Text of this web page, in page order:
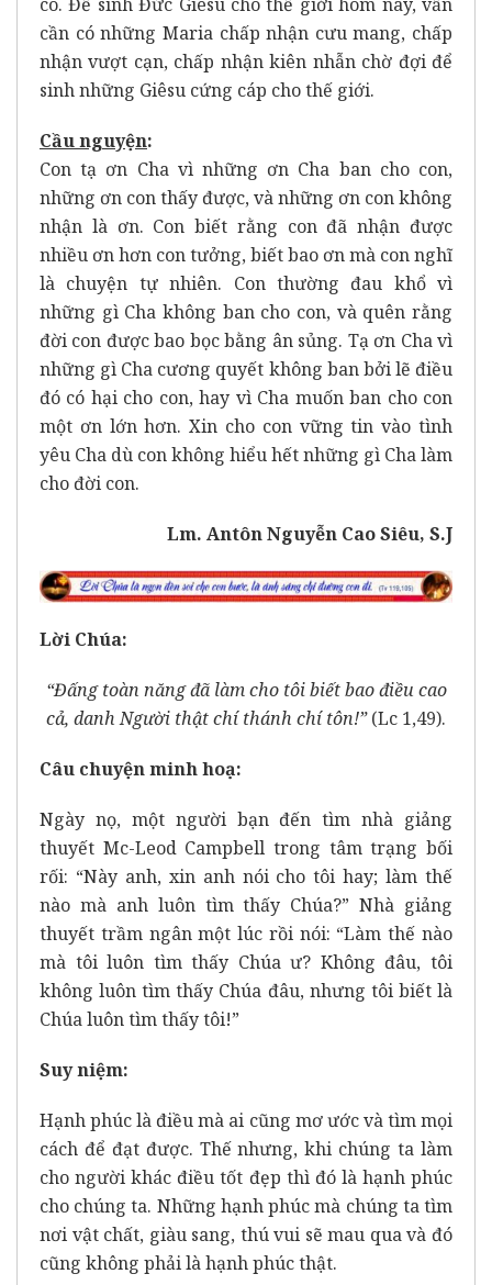
cần có những Maria chấp nhận cưu mang, chấp
nhận vượt cạn, chấp nhận kiên nhẫn chờ đợi để
sinh những Giêsu cứng cáp cho thế giới.
Cầu nguyện:
Con tạ ơn Cha vì những ơn Cha ban cho con,
những ơn con thấy được, và những ơn con không
nhận là ơn. Con biết rằng con đã nhận được
nhiều ơn hơn con tưởng, biết bao ơn mà con nghĩ
là chuyện tự nhiên. Con thường đau khổ vì
những gì Cha không ban cho con, và quên rằng
đời con được bao bọc bằng ân sủng. Tạ ơn Cha vì
những gì Cha cương quyết không ban bởi lẽ điều
đó có hại cho con, hay vì Cha muốn ban cho con
một ơn lớn hơn. Xin cho con vững tin vào tình
yêu Cha dù con không hiểu hết những gì Cha làm
cho đời con.
Lm. Antôn Nguyễn Cao Siêu, S.J
Lời Chúa:
“Đấng toàn năng đã làm cho tôi biết bao điều cao
cả, danh Người thật chí thánh chí tôn!”(Lc 1,49).
Câu chuyện minh hoạ:
Ngày nọ, một người bạn đến tìm nhà giảng
thuyết Mc-Leod Campbell trong tâm trạng bối
rối: “Này anh, xin anh nói cho tôi hay; làm thế
nào mà anh luôn tìm thấy Chúa?” Nhà giảng
thuyết trầm ngân một lúc rồi nói: “Làm thế nào
mà tôi luôn tìm thấy Chúa ư? Không đâu, tôi
không luôn tìm thấy Chúa đâu, nhưng tôi biết là
Chúa luôn tìm thấy tôi!”
Suy niệm:
Hạnh phúc là điều mà ai cũng mơ ước và tìm mọi
cách để đạt được. Thế nhưng, khi chúng ta làm
cho người khác điều tốt đẹp thì đó là hạnh phúc
cho chúng ta. Những hạnh phúc mà chúng ta tìm
nơi vật chất, giàu sang, thú vui sẽ mau qua và đó
cũng không phải là hạnh phúc thật.